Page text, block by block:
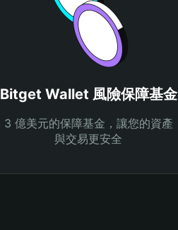
Bitget Wallet 風險保障基金
3 億美元的保障基金，讓您的資產
與交易更安全